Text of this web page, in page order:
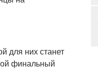
для них станет
финальный